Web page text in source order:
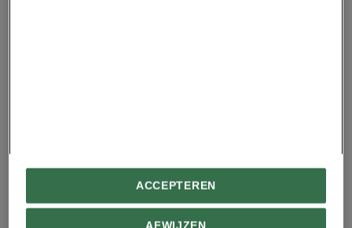
geschiedenis en natuur. In zijn vrije tijd gaat hij
graag met de backpack op stap óf ontdekt hij,
thuis aan de keukentafel, kerkers en kastelen in
Dungeons & Dragons.
ACCEPTEREN